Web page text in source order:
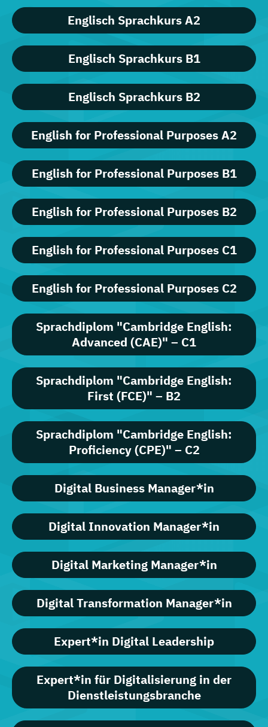
Englisch Sprachkurs A2
Englisch Sprachkurs B1
Englisch Sprachkurs B2
English for Professional Purposes A2
English for Professional Purposes B1
English for Professional Purposes B2
English for Professional Purposes C1
English for Professional Purposes C2
Sprachdiplom "Cambridge English:
Advanced (CAE)" – C1
Sprachdiplom "Cambridge English:
First (FCE)" – B2
Sprachdiplom "Cambridge English:
Proficiency (CPE)" – C2
Digital Business Manager*in
Digital Innovation Manager*in
Digital Marketing Manager*in
Digital Transformation Manager*in
Expert*in Digital Leadership
Expert*in für Digitalisierung in der
Dienstleistungsbranche